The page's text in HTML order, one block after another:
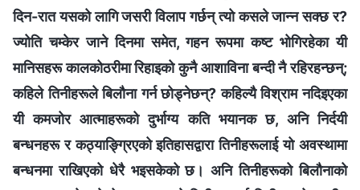
दिन-रात यसको लागि जसरी विलाप गर्छन् त्यो कसले जान्‍न सक्छ र?
ज्योति चम्‍केर जाने दिनमा समेत, गहन रूपमा कष्ट भोगिरहेका यी
मानिसहरू कालकोठरीमा रिहाइको कुनै आशाविना बन्दी नै रहिरहन्छन्;
कहिले तिनीहरूले बिलौना गर्न छोड्नेछन्? कहिल्यै विश्राम नदिइएका
यी कमजोर आत्माहरूको दुर्भाग्य कति भयानक छ, अनि निर्दयी
बन्धनहरू र कठ्याङ्ग्रिएको इतिहासद्वारा तिनीहरूलाई यो अवस्थामा
बन्धनमा राखिएको धेरै भइसकेको छ। अनि तिनीहरूको बिलौनाको